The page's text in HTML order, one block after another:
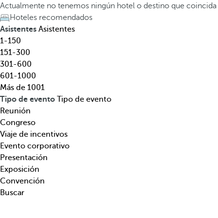
l
,
d
e
s
t
i
n
o
,
t
e
m
á
t
i
c
a
t
e
c
l
a
d
e
f
l
e
c
h
a
h
a
c
Actualmente no tenemos ningún hotel o destino que
Hoteles recomendados
Asistentes Asistentes
1-150
151-300
301-600
601-1000
Más de 1001
Tipo de evento Tipo de evento
Reunión
Congreso
Viaje de incentivos
Evento corporativo
Presentación
Exposición
Convención
Buscar